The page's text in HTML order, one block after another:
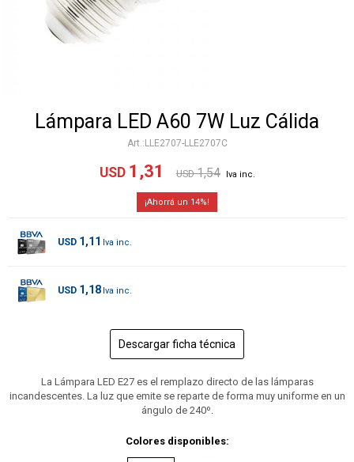
Lámpara LED A60 7W Luz Cálida
LLE2707-LLE2707C
USD 1,31 USD 1,54
14
USD 1,11
USD 1,18
Descargar ficha técnica
La Lámpara LED E27 es el remplazo directo de las lámparas
incandescentes. La luz que emite se reparte de forma muy uniforme en un
ángulo de 240º.
Colores disponibles: